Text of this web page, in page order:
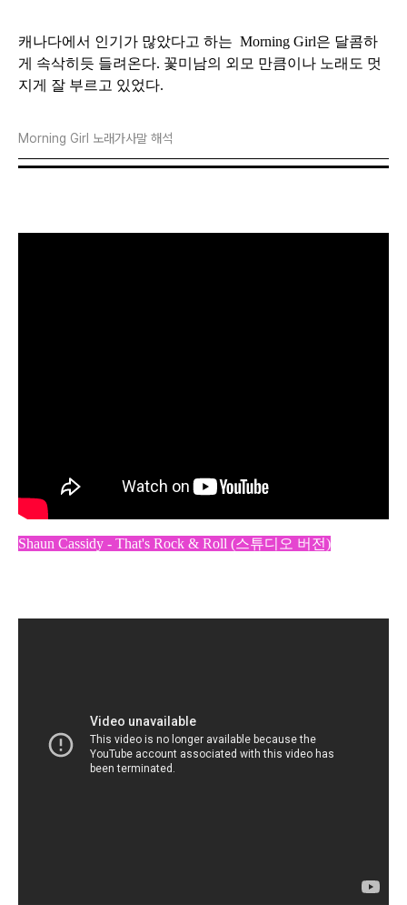
캐나다에서 인기가 많았다고 하는 Morning Girl은 달콤하
게 속삭히듯 들려온다. 꽃미남의 외모 만큼이나 노래도 멋
지게 잘 부르고 있었다.
Morning Girl 노래가사말 해석
Shaun Cassidy - That's Rock & Roll (스튜디오 버전)